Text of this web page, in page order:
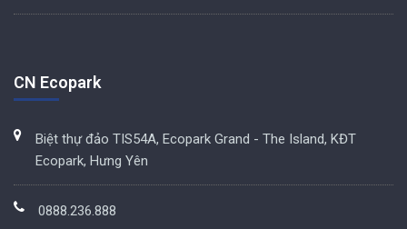
CN Ecopark
Biệt thự đảo TIS54A, Ecopark Grand - The Island, KĐT
Ecopark, Hưng Yên
0888.236.888